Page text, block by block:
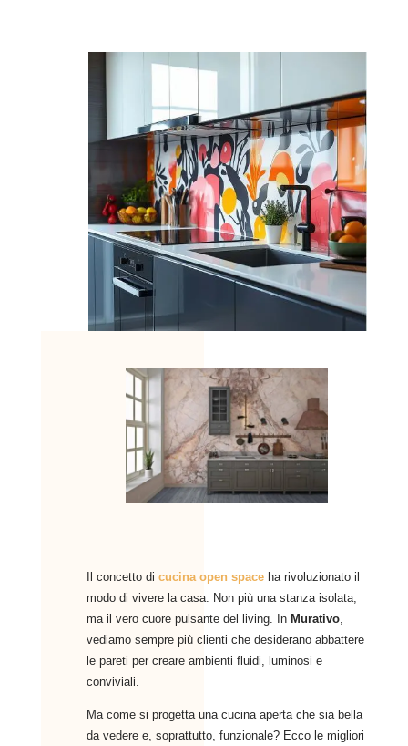
Il concetto di cucina open spaceha rivoluzionato il
modo di vivere la casa. Non più una stanza isolata,
ma il vero cuore pulsante del living. In Murativo,
vediamo sempre più clienti che desiderano abbattere
le pareti per creare ambienti fluidi, luminosi e
conviviali.
Ma come si progetta una cucina aperta che sia bella
da vedere e, soprattutto, funzionale? Ecco le migliori